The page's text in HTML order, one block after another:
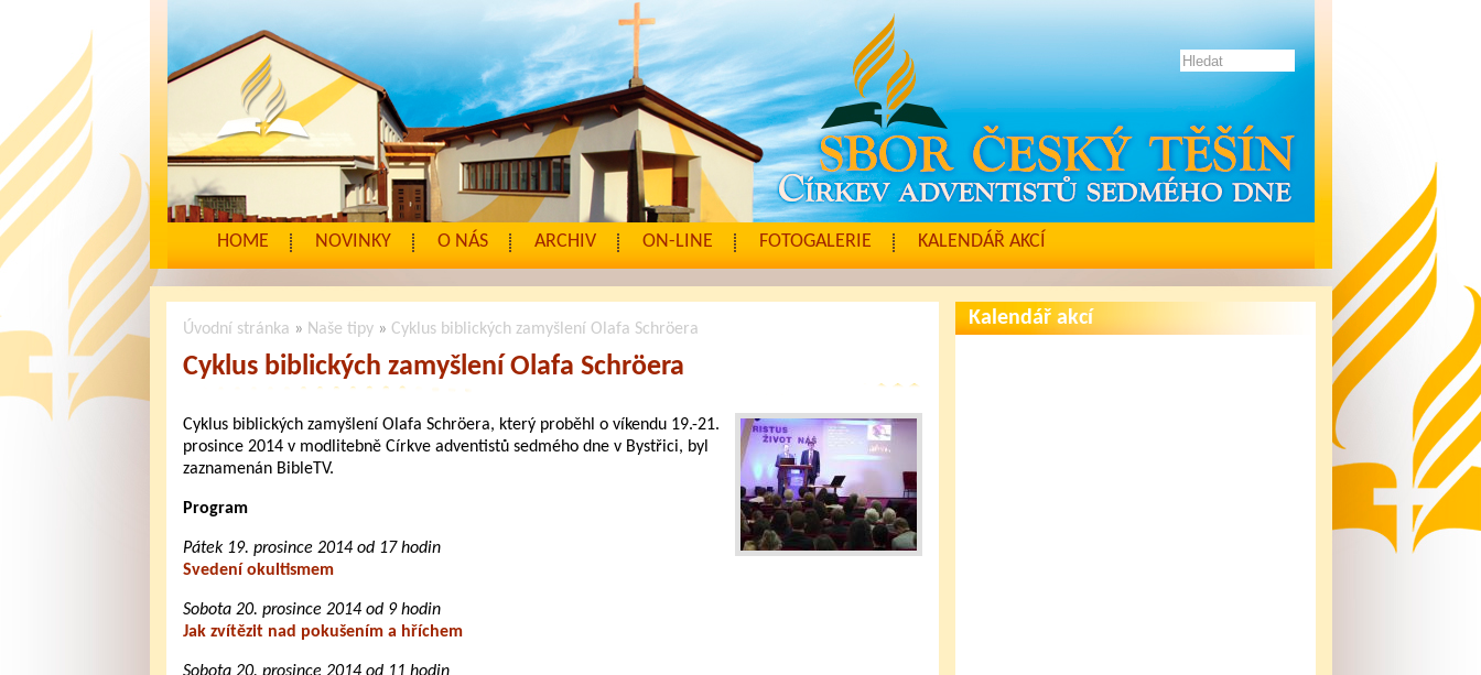
HOME NOVINKY O NÁS ARCHIV ON-LINE FOTOGALERIE KALENDÁŘ AKCÍ
Úvodní stránka » Naše tipy» Cyklus biblických zamyšlení Olafa Schröera
Cyklus biblických zamyšlení Olafa Schröera
Cyklus biblických zamyšlení Olafa Schröera, který proběhl o víkendu 19.-21.
prosince 2014 v modlitebně Církve adventistů sedmého dne v Bystřici, byl
zaznamenán BibleTV.
Program
Pátek 19. prosince 2014 od 17 hodin
Svedení okultismem
Sobota 20. prosince 2014 od 9 hodin
Jak zvítězit nad pokušením a hříchem
Kalendář akcí